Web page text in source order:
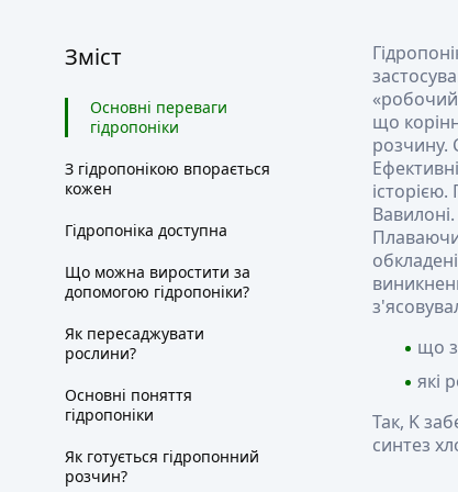
Зміст
Основні переваги
гідропоніки
З гідропонікою впорається
кожен
Гідропоніка доступна
Що можна виростити за
допомогою гідропоніки?
Як пересаджувати
рослини?
Основні поняття
гідропоніки
Як готується гідропонний
розчин?
«робочий
що
розчину.
що
які
Так, K
синтез